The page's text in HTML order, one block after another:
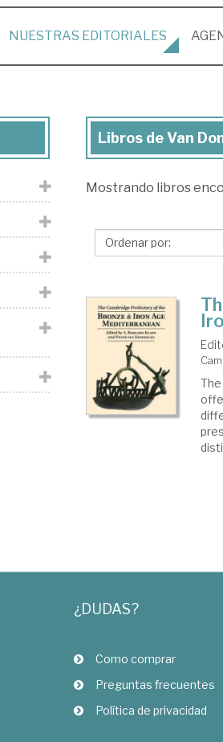
NUESTRAS EDITORIALES
Libros
Van
Peter
Libros de Van
Mostrando libros
¿DUDAS?
Como comprar
Preguntas frecuentes
Política de privacidad